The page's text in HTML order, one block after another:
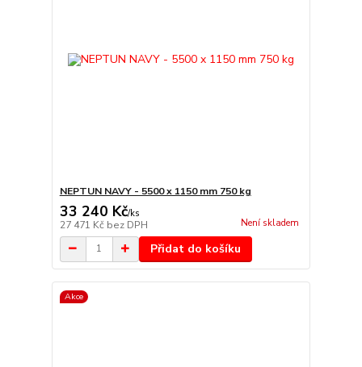
NEPTUN NAVY - 5500 x 1150 mm 750 kg
33 240 Kč/ks
27 471 Kč bez DPH Není skladem
Přidat do košíku
Akce